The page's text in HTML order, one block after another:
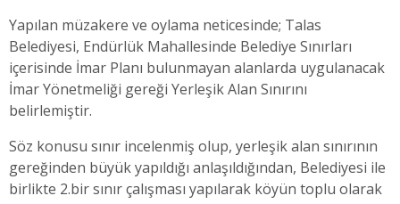
Yapılan müzakere ve oylama neticesinde; Talas
Belediyesi, Endürlük Mahallesinde Belediye Sınırları
içerisinde İmar Planı bulunmayan alanlarda uygulanacak
İmar Yönetmeliği gereği Yerleşik Alan Sınırını
belirlemiştir.
Söz konusu sınır incelenmiş olup, yerleşik alan sınırının
gereğinden büyük yapıldığı anlaşıldığından, Belediyesi ile
birlikte 2.bir sınır çalışması yapılarak köyün toplu olarak